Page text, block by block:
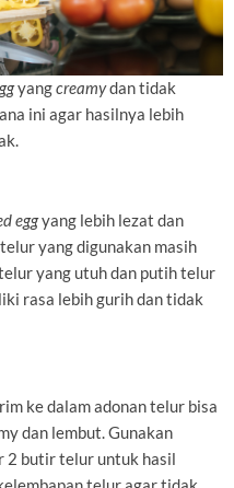
yangcreamydan tidak
ini agar hasilnya lebih
eggyang lebih lezat dan
yang digunakan masih
yang utuh dan putih telur
rasa lebih gurih dan tidak
ke dalam adonan telur bisa
dan lembut. Gunakan
2 butir telur untuk hasil